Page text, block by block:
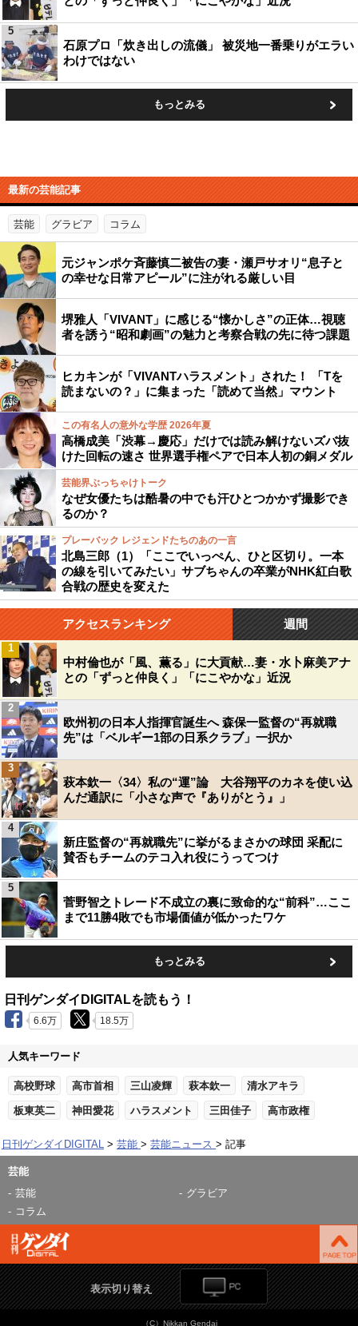
石原プロ「炊き出しの流儀」 被災地一番乗りがエラい
わけではない
5
もっとみる
最新の芸能記事
芸能 グラビア コラム
元ジャンポケ斉藤慎二被告の妻・瀬戸サオリ“息子と
の幸せな日常アピール”に注がれる厳しい目
堺雅人「VIVANT」に感じる“懐かしさ”の正体…視聴
者を誘う“昭和劇画”の魅力と考察合戦の先に待つ課題
ヒカキンが「VIVANTハラスメント」された！ 「Tを
読まないの？」に集まった「読めて当然」マウント
この有名人の意外な学歴 2026年夏
高橋成美「渋幕→慶応」だけでは読み解けないズバ抜
けた回転の速さ 世界選手権ペアで日本人初の銅メダル
芸能界ぶっちゃけトーク
なぜ女優たちは酷暑の中でも汗ひとつかかず撮影でき
るのか？
プレーバック レジェンドたちのあの一言
北島三郎（1）「ここでいっぺん、ひと区切り。一本
の線を引いてみたい」サブちゃんの卒業がNHK紅白歌
合戦の歴史を変えた
アクセスランキング 週間
中村倫也が「風、薫る」に大貢献…妻・水卜麻美アナ
との「ずっと仲良く」「にこやかな」近況
1
欧州初の日本人指揮官誕生へ 森保一監督の“再就職
先”は「ベルギー1部の日系クラブ」一択か
2
萩本欽一〈34〉私の“運”論 大谷翔平のカネを使い込
んだ通訳に「小さな声で『ありがとう』」
3
新庄監督の“再就職先”に挙がるまさかの球団 采配に
賛否もチームのテコ入れ役にうってつけ
4
菅野智之トレード不成立の裏に致命的な“前科”…ここ
まで11勝4敗でも市場価値が低かったワケ
5
もっとみる
日刊ゲンダイDIGITALを読もう！
6.6万 18.5万
人気キーワード
高校野球 高市首相 三山凌輝 萩本欽一 清水アキラ
板東英二 神田愛花 ハラスメント 三田佳子 高市政権
日刊ゲンダイDIGITAL 芸能 芸能ニュース 記事
芸能
芸能
グラビア
コラム
表示切り替え
（C）Nikkan Gendai